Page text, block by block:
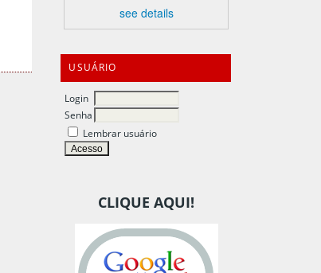
see details
USUÁRIO
Login
Senha
Lembrar usuário
CLIQUE AQUI!